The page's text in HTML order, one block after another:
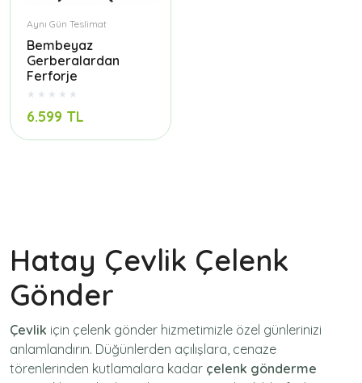
Aynı Gün Teslimat
Bembeyaz
Gerberalardan
Ferforje
6.599 TL
Hatay Çevlik Çelenk
Gönder
Çevlik için çelenk gönder hizmetimizle özel günlerinizi
anlamlandırın. Düğünlerden açılışlara, cenaze
törenlerinden kutlamalara kadar çelenk gönderme